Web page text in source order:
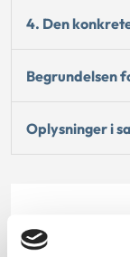
4. Den
Begrundelsen
Oplysninger i
Dato for